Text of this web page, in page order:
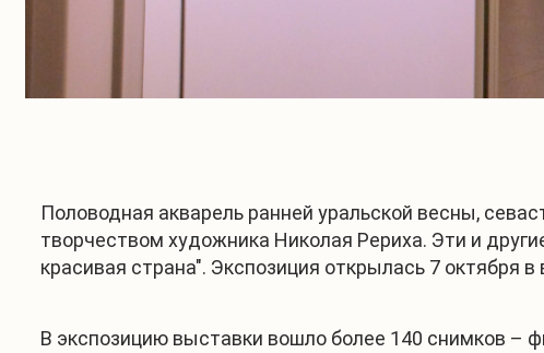
Половодная акварель ранней уральской весны,
творчеством художника Николая Рериха. Эти и
красивая страна". Экспозиция открылась 7 октября
В экспозицию выставки вошло более 140 снимков –